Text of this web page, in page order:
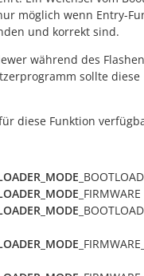
möglich wenn Entry-
und korrekt sind.
während des
sollte diese
diese Funktion